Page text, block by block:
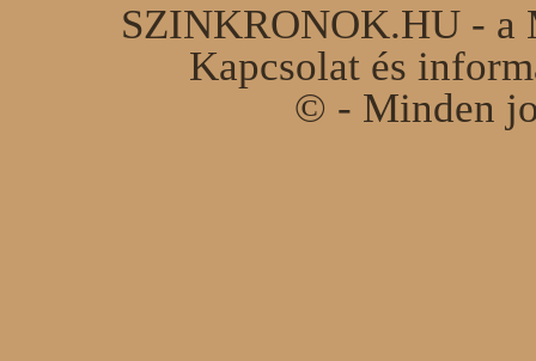
SZINKRONOK.HU - a
Kapcsolat és
© - Minden